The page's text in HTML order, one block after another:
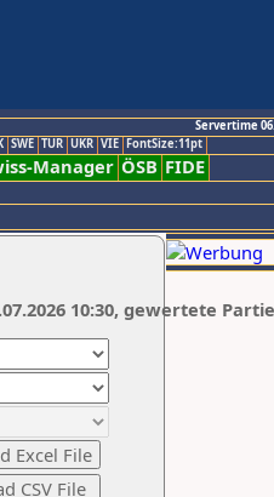
Servertime
SWE TUR UKR VIE FontSize:11pt
Manager ÖSB FIDE
10:30, gewertete